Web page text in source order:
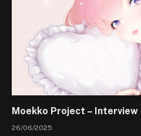
Moekko Project – Interview
26/06/2025